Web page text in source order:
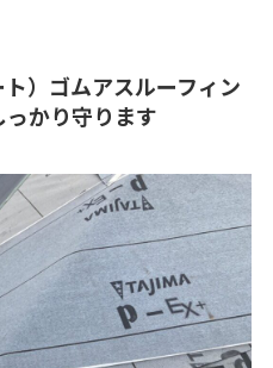
ト）ゴムアスルーフィン
かり守ります